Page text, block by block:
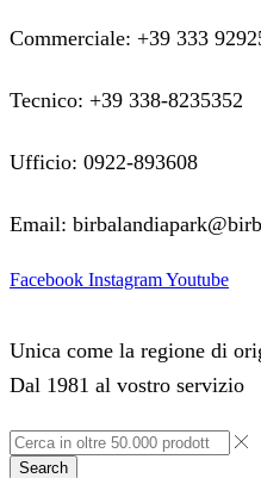
Commerciale: +39 333
Tecnico: +39 338-8235352
Ufficio: 0922-893608
Email:
Facebook InstagramYoutube
Unica come la regione di
Dal 1981 al vostro servizio
Search